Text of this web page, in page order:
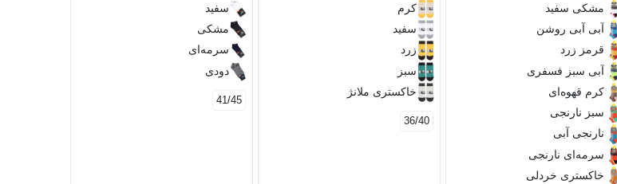
مشکی سفید
آبی آبی روشن
قرمز زرد
آبی سبز فسفری
کرم قهوه‌ای
سبز نارنجی
نارنجی آبی
سرمه‌ای نارنجی
خاکستری خردلی
کرم
سفید
زرد
سبز
خاکستری ملانژ
36/40
سفید
مشکی
سرمه‌ای
دودی
41/45